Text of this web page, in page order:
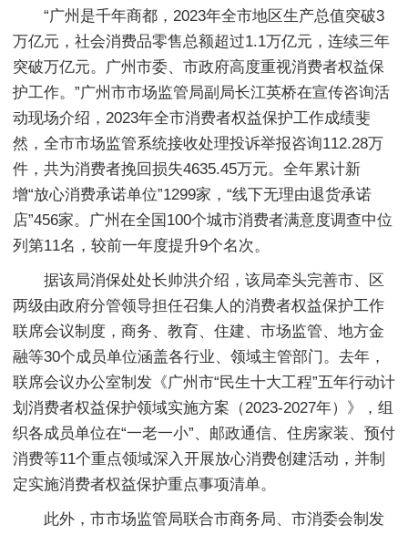
“广州是千年商都，2023年全市地区生产总值突破3
万亿元，社会消费品零售总额超过1.1万亿元，连续三年
突破万亿元。广州市委、市政府高度重视消费者权益保
护工作。”广州市市场监管局副局长江英桥在宣传咨询活
动现场介绍，2023年全市消费者权益保护工作成绩斐
然，全市市场监管系统接收处理投诉举报咨询112.28万
件，共为消费者挽回损失4635.45万元。全年累计新
增“放心消费承诺单位”1299家，“线下无理由退货承诺
店”456家。广州在全国100个城市消费者满意度调查中位
列第11名，较前一年度提升9个名次。
据该局消保处处长帅洪介绍，该局牵头完善市、区
两级由政府分管领导担任召集人的消费者权益保护工作
联席会议制度，商务、教育、住建、市场监管、地方金
融等30个成员单位涵盖各行业、领域主管部门。去年，
联席会议办公室制发《广州市“民生十大工程”五年行动计
划消费者权益保护领域实施方案（2023-2027年）》，组
织各成员单位在“一老一小”、邮政通信、住房家装、预付
消费等11个重点领域深入开展放心消费创建活动，并制
定实施消费者权益保护重点事项清单。
此外，市市场监管局联合市商务局、市消委会制发